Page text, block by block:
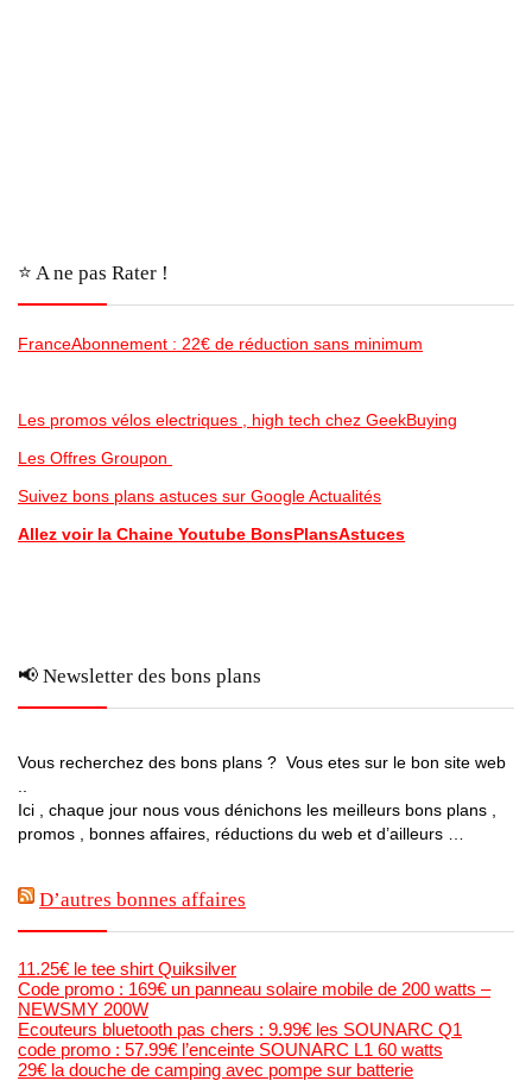
⭐️ A ne pas Rater !
FranceAbonnement : 22€ de réduction sans minimum
Les promos vélos electriques , high tech chez GeekBuying
Les Offres Groupon
Suivez bons plans astuces sur Google Actualités
Allez voir la Chaine Youtube BonsPlansAstuces
📢 Newsletter des bons plans
Vous recherchez des bons plans ? Vous etes sur le bon site web
Ici , chaque jour nous vous dénichons les meilleurs bons plans ,
promos , bonnes affaires, réductions du web et d’ailleurs …
D’autres bonnes affaires
11.25€ le tee shirt Quiksilver
Code promo : 169€ un panneau solaire mobile de 200 watts –
NEWSMY 200W
Ecouteurs bluetooth pas chers : 9.99€ les SOUNARC Q1
code promo : 57.99€ l’enceinte SOUNARC L1 60 watts
29€ la douche de camping avec pompe sur batterie